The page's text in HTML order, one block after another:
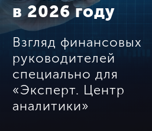
Взгляд финансовых
руководителей
специально для
«Эксперт. Центр
аналитики»
в 2026 году